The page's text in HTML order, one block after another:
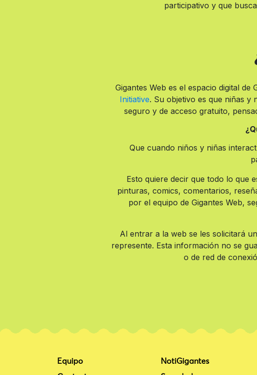
participativo y que
Gigantes Web es el espacio digital
Initiative. Su objetivo es que niñas y
seguro y de acceso gratuito,
Que cuando niños y niñas
Esto quiere decir que todo lo que
pinturas, comics, comentarios,
por el equipo de Gigantes Web,
Al entrar a la web se les solicitará
represente. Esta información no se
o de red de
Equipo NotiGigantes